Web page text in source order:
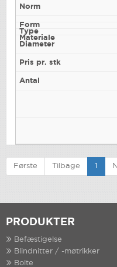
Første Tilbage 1
PRODUKTER
Befæstigelse
Blindnitter / -møtrikker
Bolte